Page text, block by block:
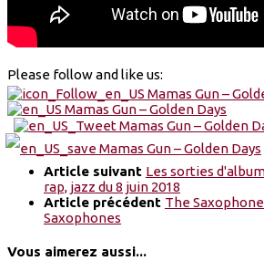
Please follow and like us:
Article suivant Les sorties
rap, jazz du 8 juin 2018
Article précédent The
Saxophones
Vous aimerez aussi...